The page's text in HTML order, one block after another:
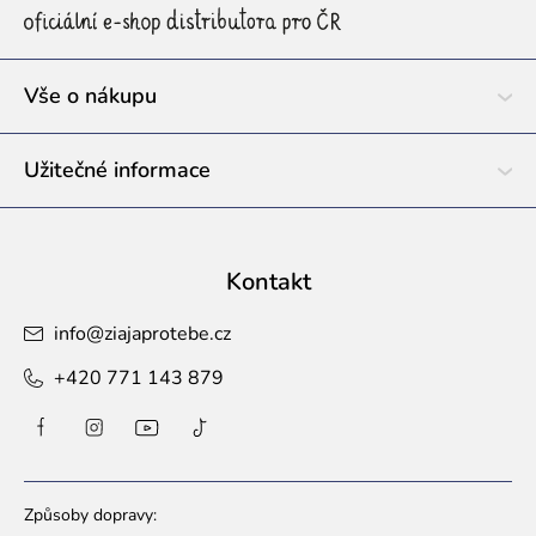
t
Vše o nákupu
Užitečné informace
Kontakt
info@ziajaprotebe.cz
+420 771 143 879
Způsoby dopravy: